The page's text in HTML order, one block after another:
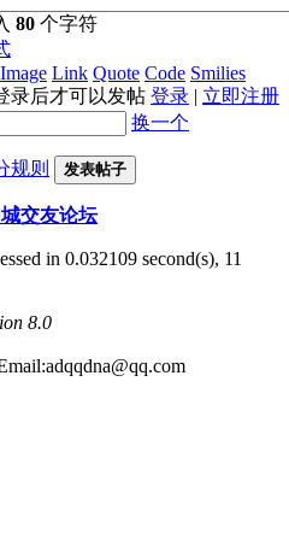
80 个字符
Image Link Quote Code Smilies
录后才可以发帖 登录 | 立即注册
换一个
规则 发表帖子
交友论坛
in 0.032109 second(s), 11
8.0